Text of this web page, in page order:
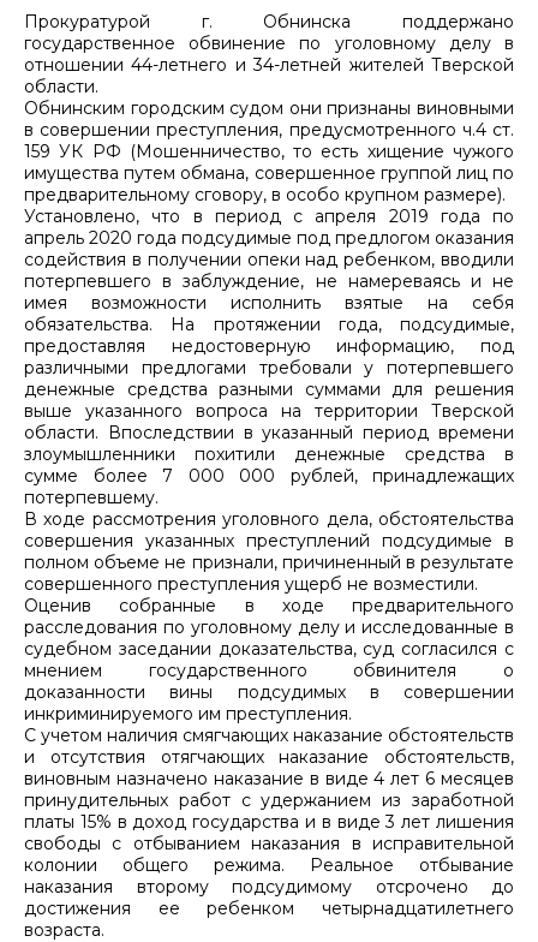
Прокуратурой г. Обнинска поддержано
государственное обвинение по уголовному делу в
отношении 44-летнего и 34-летней жителей Тверской
области.
Обнинским городским судом они признаны виновными
в совершении преступления, предусмотренного ч.4 ст.
159 УК РФ (Мошенничество, то есть хищение чужого
имущества путем обмана, совершенное группой лиц по
предварительному сговору, в особо крупном размере).
Установлено, что в период с апреля 2019 года по
апрель 2020 года подсудимые под предлогом оказания
содействия в получении опеки над ребенком, вводили
потерпевшего в заблуждение, не намереваясь и не
имея возможности исполнить взятые на себя
обязательства. На протяжении года, подсудимые,
предоставляя недостоверную информацию, под
различными предлогами требовали у потерпевшего
денежные средства разными суммами для решения
выше указанного вопроса на территории Тверской
области. Впоследствии в указанный период времени
злоумышленники похитили денежные средства в
сумме более 7 000 000 рублей, принадлежащих
потерпевшему.
В ходе рассмотрения уголовного дела, обстоятельства
совершения указанных преступлений подсудимые в
полном объеме не признали, причиненный в результате
совершенного преступления ущерб не возместили.
Оценив собранные в ходе предварительного
расследования по уголовному делу и исследованные в
судебном заседании доказательства, суд согласился с
мнением государственного обвинителя о
доказанности вины подсудимых в совершении
инкриминируемого им преступления.
С учетом наличия смягчающих наказание обстоятельств
и отсутствия отягчающих наказание обстоятельств,
виновным назначено наказание в виде 4 лет 6 месяцев
принудительных работ с удержанием из заработной
платы 15% в доход государства и в виде 3 лет лишения
свободы с отбыванием наказания в исправительной
колонии общего режима. Реальное отбывание
наказания второму подсудимому отсрочено до
достижения ее ребенком четырнадцатилетнего
возраста.